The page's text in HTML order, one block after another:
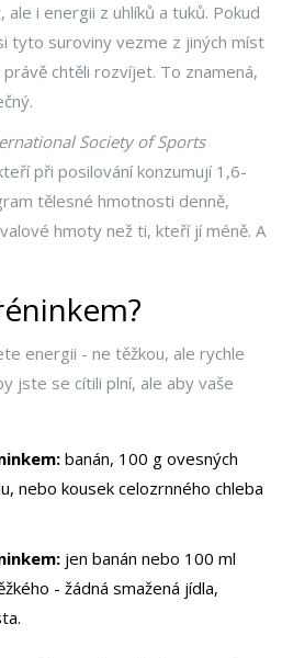
ale i energii z uhlíků a tuků. Pokud
tyto suroviny vezme z jiných míst
chtěli rozvíjet. To znamená,
Society of Sports
při posilování konzumují 1,6-
tělesné hmotnosti denně,
hmoty než ti, kteří jí méně. A
energii - ne těžkou, ale rychle
jste se cítili plní, ale aby vaše
banán, 100 g ovesných
nebo kousek celozrnného chleba
jen banán nebo 100 ml
- žádná smažená jídla,